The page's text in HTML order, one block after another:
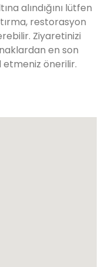
alındığını lütfen
restorasyon
Ziyaretinizi
en son
önerilir.